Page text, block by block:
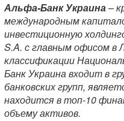
Альфа-Банк Украина–
международным
инвестиционную
S.A. с главным офисом в
классификации
Банк Украина входит в
банковских групп,
находится в топ-10
объему активов.